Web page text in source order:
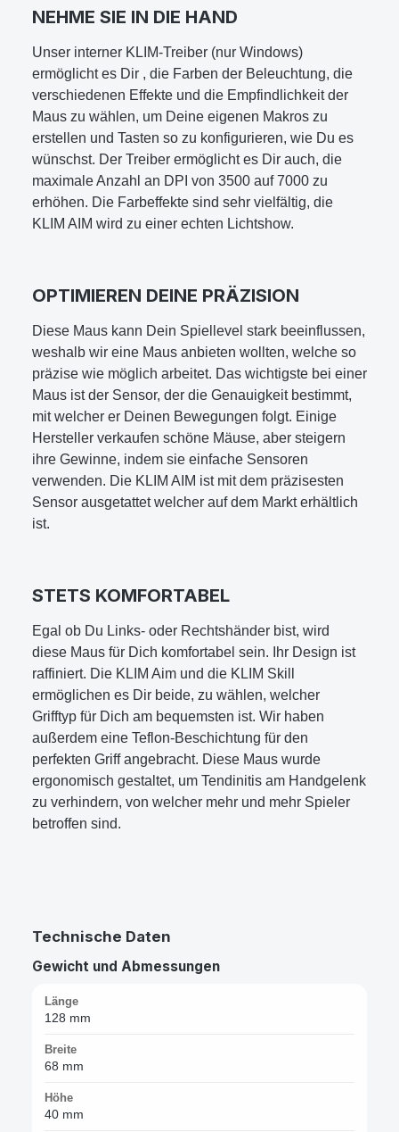
NEHME SIE IN DIE HAND
Unser interner KLIM-Treiber (nur Windows)
ermöglicht es Dir , die Farben der Beleuchtung, die
verschiedenen Effekte und die Empfindlichkeit der
Maus zu wählen, um Deine eigenen Makros zu
erstellen und Tasten so zu konfigurieren, wie Du es
wünschst. Der Treiber ermöglicht es Dir auch, die
maximale Anzahl an DPI von 3500 auf 7000 zu
erhöhen. Die Farbeffekte sind sehr vielfältig, die
KLIM AIM wird zu einer echten Lichtshow.
OPTIMIEREN DEINE PRÄZISION
Diese Maus kann Dein Spiellevel stark beeinflussen,
weshalb wir eine Maus anbieten wollten, welche so
präzise wie möglich arbeitet. Das wichtigste bei einer
Maus ist der Sensor, der die Genauigkeit bestimmt,
mit welcher er Deinen Bewegungen folgt. Einige
Hersteller verkaufen schöne Mäuse, aber steigern
ihre Gewinne, indem sie einfache Sensoren
verwenden. Die KLIM AIM ist mit dem präzisesten
Sensor ausgetattet welcher auf dem Markt erhältlich
ist.
STETS KOMFORTABEL
Egal ob Du Links- oder Rechtshänder bist, wird
diese Maus für Dich komfortabel sein. Ihr Design ist
raffiniert. Die KLIM Aim und die KLIM Skill
ermöglichen es Dir beide, zu wählen, welcher
Grifftyp für Dich am bequemsten ist. Wir haben
außerdem eine Teflon-Beschichtung für den
perfekten Griff angebracht. Diese Maus wurde
ergonomisch gestaltet, um Tendinitis am Handgelenk
zu verhindern, von welcher mehr und mehr Spieler
betroffen sind.
Technische Daten
Gewicht und Abmessungen
Länge
128 mm
Breite
68 mm
Höhe
40 mm